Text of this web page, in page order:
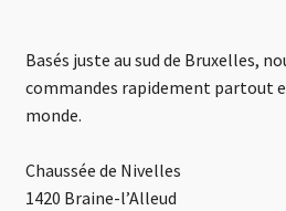
Basés juste au sud de Bruxelles,
commandes rapidement partout
monde.
Chaussée de Nivelles
1420 Braine-l’Alleud